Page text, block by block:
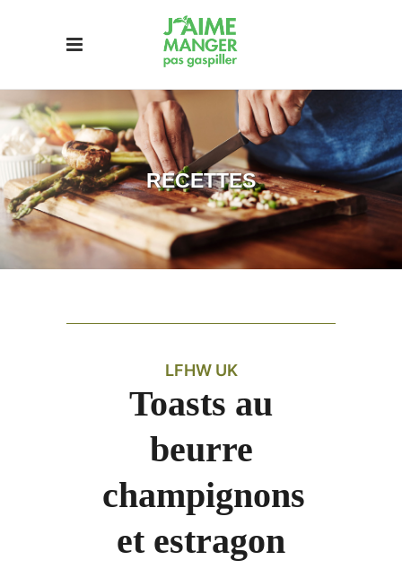
RECETTES
LFHW UK
Toasts au
beurre
champignons
et estragon